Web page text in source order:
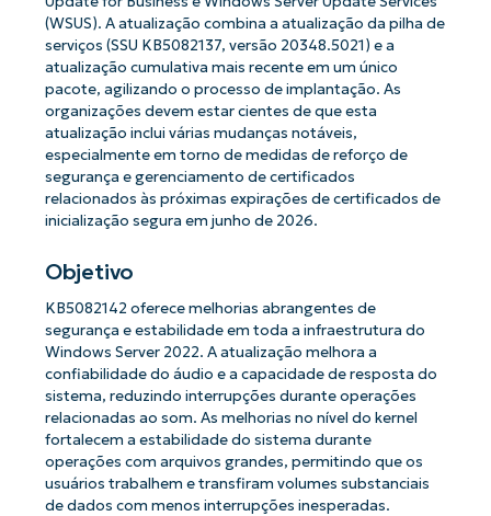
(WSUS). A atualização combina a atualização da pilha de
serviços (SSU KB5082137, versão 20348.5021) e a
atualização cumulativa mais recente em um único
pacote, agilizando o processo de implantação. As
organizações devem estar cientes de que esta
atualização inclui várias mudanças notáveis,
especialmente em torno de medidas de reforço de
segurança e gerenciamento de certificados
relacionados às próximas expirações de certificados de
inicialização segura em junho de 2026.
Objetivo
KB5082142 oferece melhorias abrangentes de
segurança e estabilidade em toda a infraestrutura do
Windows Server 2022. A atualização melhora a
confiabilidade do áudio e a capacidade de resposta do
sistema, reduzindo interrupções durante operações
relacionadas ao som. As melhorias no nível do kernel
fortalecem a estabilidade do sistema durante
operações com arquivos grandes, permitindo que os
usuários trabalhem e transfiram volumes substanciais
de dados com menos interrupções inesperadas.